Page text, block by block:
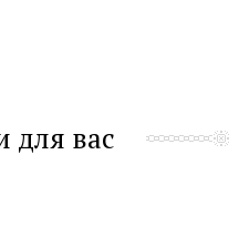
для вас